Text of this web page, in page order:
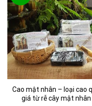
Cao mật nhân – loại cao
giá từ rễ cây mật nhân